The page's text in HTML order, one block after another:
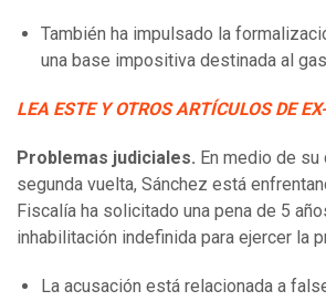
También ha impulsado la
una base impositiva destinada al
LEA ESTE Y OTROS ARTÍCULOS DE
Problemas judiciales. En medio de
segunda vuelta, Sánchez está
Fiscalía ha solicitado una pena de 5
inhabilitación indefinida para ejercer la
La acusación está relacionada a